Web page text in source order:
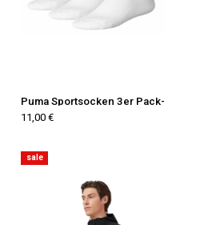
Puma Sportsocken 3er Pack-
11,00 €
sale